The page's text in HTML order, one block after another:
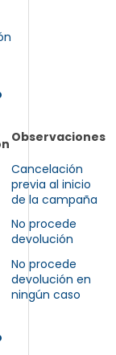
Observaciones
Cancelación
previa al inicio
de la campaña
No procede
devolución
No procede
devolución en
ningún caso